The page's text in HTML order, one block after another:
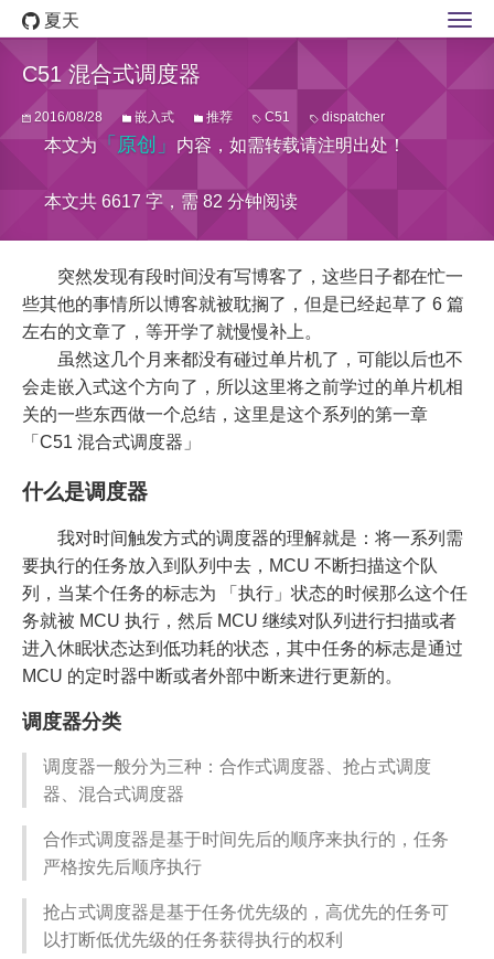
夏天
C51 混合式调度器
2016/08/28 嵌入式 推荐 C51 dispatcher
本文为 「原创」 内容，如需转载请注明出处！
本文共 6617 字，需 82 分钟阅读
突然发现有段时间没有写博客了，这些日子都在忙一
些其他的事情所以博客就被耽搁了，但是已经起草了 6 篇
左右的文章了，等开学了就慢慢补上。
虽然这几个月来都没有碰过单片机了，可能以后也不
会走嵌入式这个方向了，所以这里将之前学过的单片机相
关的一些东西做一个总结，这里是这个系列的第一章
「C51 混合式调度器」
什么是调度器
我对时间触发方式的调度器的理解就是：将一系列需
要执行的任务放入到队列中去，MCU 不断扫描这个队
列，当某个任务的标志为 「执行」状态的时候那么这个任
务就被 MCU 执行，然后 MCU 继续对队列进行扫描或者
进入休眠状态达到低功耗的状态，其中任务的标志是通过
MCU 的定时器中断或者外部中断来进行更新的。
调度器分类
调度器一般分为三种：合作式调度器、抢占式调度
器、混合式调度器
合作式调度器是基于时间先后的顺序来执行的，任务
严格按先后顺序执行
抢占式调度器是基于任务优先级的，高优先的任务可
以打断低优先级的任务获得执行的权利